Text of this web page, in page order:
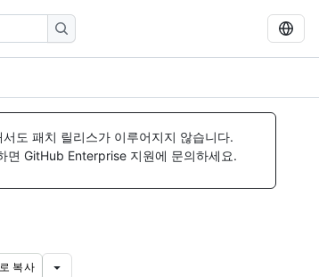
도 패치 릴리스가 이루어지지 않습니다.
면 GitHub Enterprise 지원에 문의하세요.
복사